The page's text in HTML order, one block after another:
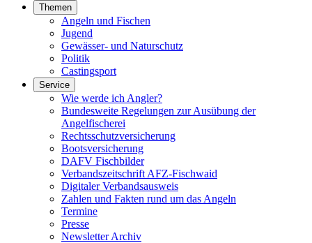
Themen
Angeln und Fischen
Jugend
Gewässer- und Naturschutz
Politik
Castingsport
Service
Wie werde ich Angler?
Bundesweite Regelungen zur Ausübung der
Angelfischerei
Rechtsschutzversicherung
Bootsversicherung
DAFV Fischbilder
Verbandszeitschrift AFZ-Fischwaid
Digitaler Verbandsausweis
Zahlen und Fakten rund um das Angeln
Termine
Presse
Newsletter Archiv